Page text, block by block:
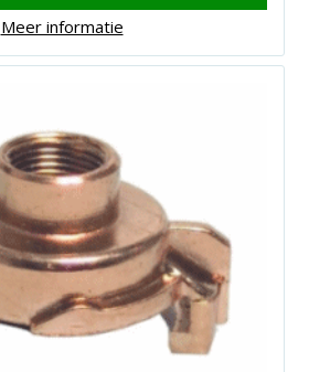
Meer informatie